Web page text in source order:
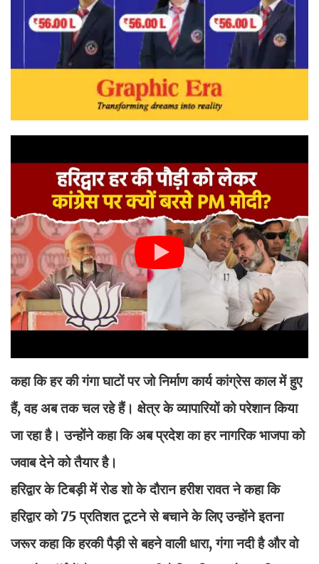
कहा कि हर की गंगा घाटों पर जो निर्माण कार्य कांग्रेस काल में हुए
हैं, वह अब तक चल रहे हैं। क्षेत्र के व्यापारियों को परेशान किया
जा रहा है। उन्होंने कहा कि अब प्रदेश का हर नागरिक भाजपा को
जवाब देने को तैयार है।
हरिद्वार के टिबड़ी में रोड शो के दौरान हरीश रावत ने कहा कि
हरिद्वार को 75 प्रतिशत टूटने से बचाने के लिए उन्होंने इतना
जरूर कहा कि हरकी पैड़ी से बहने वाली धारा, गंगा नदी है और वो